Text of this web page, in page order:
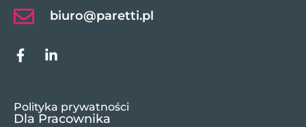
biuro@paretti.pl
Polityka prywatności
Dla Pracownika